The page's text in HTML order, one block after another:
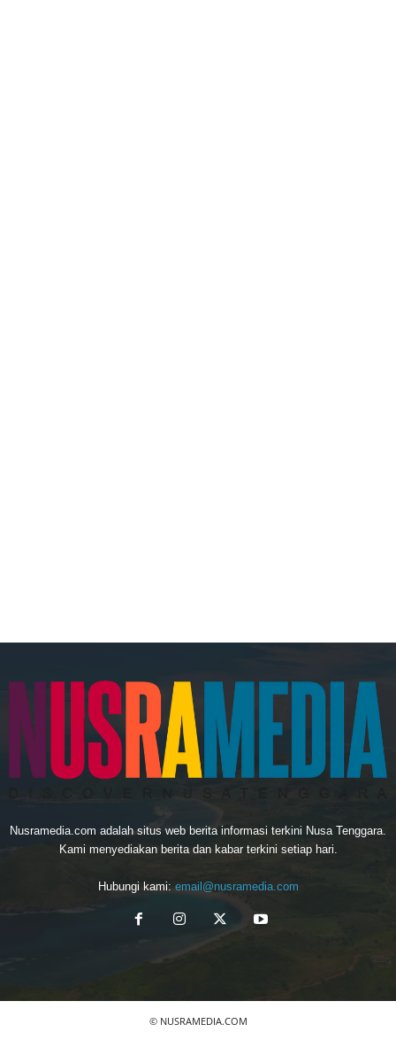
Nusramedia.com adalah situs web berita informasi terkini Nusa Tenggara.
Kami menyediakan berita dan kabar terkini setiap hari.
Hubungi kami: email@nusramedia.com
© NUSRAMEDIA.COM